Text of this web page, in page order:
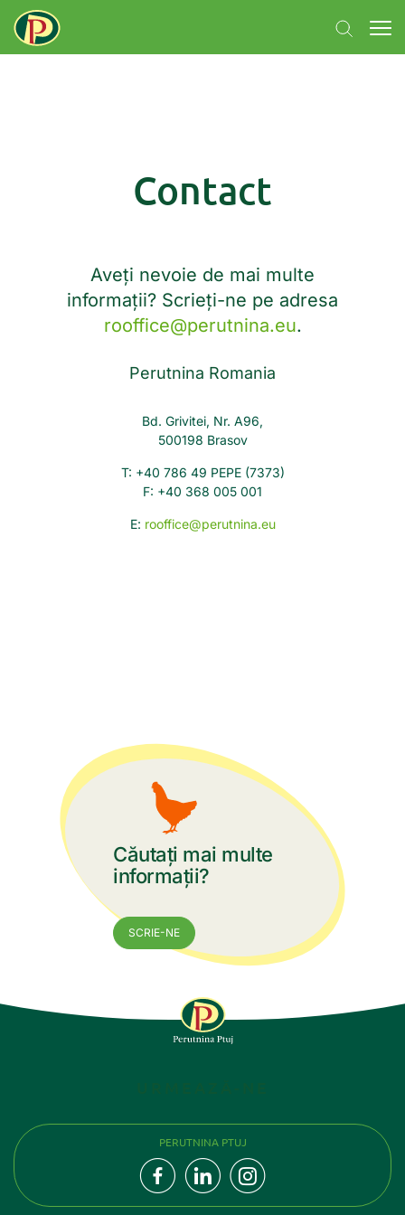
Contact
Aveți nevoie de mai multe
informații? Scrieți-ne pe adresa
rooffice@perutnina.eu.
Perutnina Romania
Bd. Grivitei, Nr. A96,
500198 Brasov
T: +40 786 49 PEPE (7373)
F: +40 368 005 001
E: rooffice@perutnina.eu
Căutați mai multe
informații?
SCRIE-NE
PERUTNINA PTUJ